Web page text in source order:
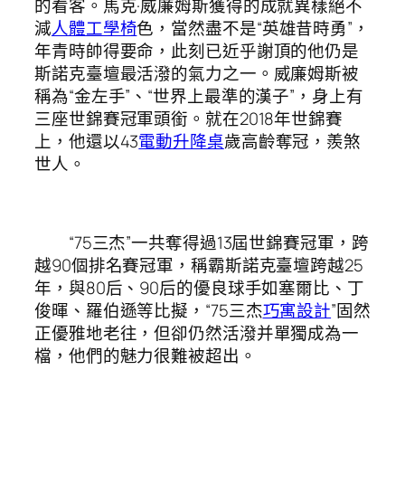
的看客。馬克·威廉姆斯獲得的成就異樣絕不
減人體工學椅色，當然盡不是“英雄昔時勇”，
年青時帥得要命，此刻已近乎謝頂的他仍是
斯諾克臺壇最活潑的氣力之一。威廉姆斯被
稱為“金左手”、“世界上最準的漢子”，身上有
三座世錦賽冠軍頭銜。就在2018年世錦賽
上，他還以43電動升降桌歲高齡奪冠，羨煞
世人。
“75三杰”一共奪得過13屆世錦賽冠軍，跨
越90個排名賽冠軍，稱霸斯諾克臺壇跨越25
年，與80后、90后的優良球手如塞爾比、丁
俊暉、羅伯遜等比擬，“75三杰巧寓設計”固然
正優雅地老往，但卻仍然活潑并單獨成為一
檔，他們的魅力很難被超出。